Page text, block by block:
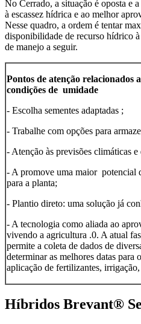
No Cerrado, a situação é oposta e
à escassez hídrica e ao melhor
Nesse quadro, a ordem é tentar
disponibilidade de recurso hídrico à
de manejo a seguir.
Pontos de atenção relacionados
condições de umidade
- Escolha sementes adaptadas ;
- Trabalhe com opções para
- Atenção às previsões climáticas
- A promove uma maior potencial
para a planta;
- Plantio direto: uma solução já
- A tecnologia como aliada ao
vivendo a agricultura .0. A atual
permite a coleta de dados de
determinar as melhores datas para
aplicação de fertilizantes,
Híbridos Brevant®